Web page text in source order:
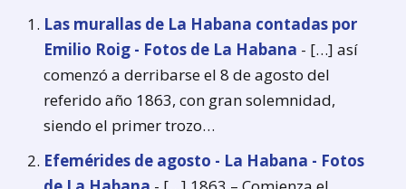
Las murallas de La Habana contadas por
Emilio Roig - Fotos de La Habana - […] así
comenzó a derribarse el 8 de agosto del
referido año 1863, con gran solemnidad,
siendo el primer trozo…
Efemérides de agosto - La Habana - Fotos